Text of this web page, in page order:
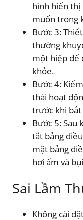
hình hiển thị
muốn trong
Bước 3:
thường
một hiệp để
khỏe.
Bước 4:
thái hoạt
trước khi bắt
Bước 5: Sau
tắt bảng
mặt bảng
hơi ẩm và
Sai Lầm
Không cài